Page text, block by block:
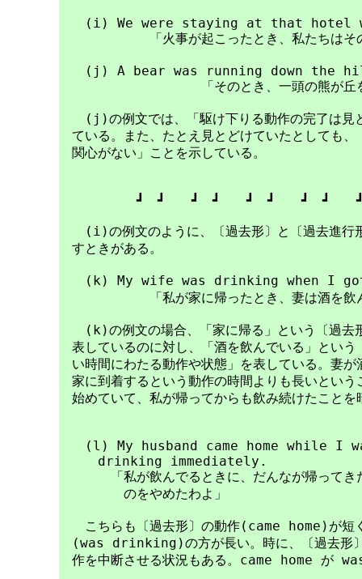
(i) We were staying at that hotel
「火事が起こったとき、私たちはその
(j) A bear was running down the
「そのとき、一頭の熊が丘を駆
(j)の例文では、「駆け下りる動作の完了は見
ている。また、たとえ見とどけていたとしても、
関心がない」ことを示している。
┛　┛　　┛　┛　　┛　┛　　┛　┛　　┛
(i)の例文のように、〔過去形〕と〔過去進行
すときがある。
(k) My wife was drinking when I got
「私が家に帰ったとき、妻は酒を飲ん
(k)の例文の場合、「家に帰る」という〔過去
表しているのに対し、「酒を飲んでいる」という
い時間にわたる動作や状態」を表している。妻が
家に到着するという動作の時間よりも長いという
始めていて、私が帰ってからも飲み続けたことを
(l) My husband came home while I
drinking immediately.
「私が飲んでるときに、だんなが帰ってきた
のをやめたわよ」
こちらも〔過去形〕の動作(came home)が短
(was drinking)の方が長い。時に、〔過去形〕
作を中断させる状況もある。came home が